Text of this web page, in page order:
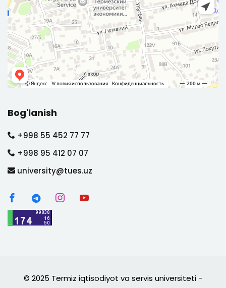
Bog'lanish
+998 55 452 77 77
+998 95 412 07 07
university@tues.uz
© 2025 Termiz iqtisodiyot va servis universiteti -